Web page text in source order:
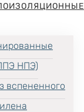
НПЭ)
вспененного